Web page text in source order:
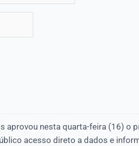
aprovou nesta quarta-feira (16)
acesso direto a dados e